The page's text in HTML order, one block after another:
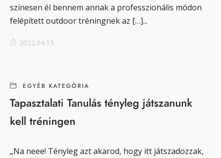
színesen él bennem annak a professzionális módon
felépített outdoor tréningnek az […]...
2022.04.13.
EGYÉB KATEGÓRIA
Tapasztalati Tanulás tényleg játszanunk
kell tréningen
„Na neee! Tényleg azt akarod, hogy itt játszadozzak,